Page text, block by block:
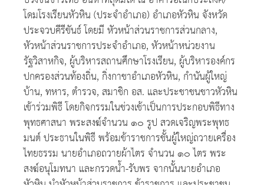
โดมโรงเรียนหัวหิน (ประจำอำเภอ) อำเภอหัวหิน จังหวัด
ประจวบคีรีขันธ์ โดยมี หัวหน้าส่วนราชการส่วนกลาง,
หัวหน้าส่วนราชการประจำอำเภอ, หัวหน้าหน่วยงาน
รัฐวิสาหกิจ, ผู้บริหารสถานศึกษาโรงเรียน, ผู้บริหารองค์กร
ปกครองส่วนท้องถิ่น, กิ่งกาชาอำเภอหัวหิน, กำนันผู้ใหญ่
บ้าน, ทหาร, ตำรวจ, สมาชิก อส. และประชาชนชาวหัวหิน
เข้าร่วมพิธี โดยกิจกรรมในช่วงเช้าเป็นการประกอบพิธีทาง
พุทธศาสนา พระสงฆ์จำนวน ๑๐ รูป สวดเจริญพระพุทธ
มนต์ ประธานในพิธี พร้อมข้าราชการชั้นผู้ใหญ่ถวายเครื่อง
ไทยธรรม นายอำเภอถวายผ้าไตร จำนวน ๑๐ ไตร พระ
สงฆ์อนุโมทนา และกรวดน้ำ-รับพร จากนั้นนายอำเภอ